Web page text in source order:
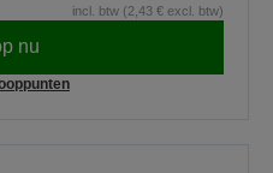
incl. btw (2,43 € excl. btw)
nu